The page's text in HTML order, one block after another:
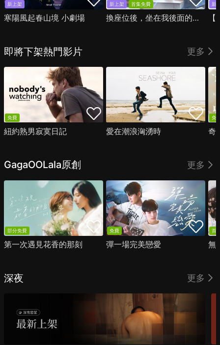
新上架
寒陽風起春山境 小劇場
新上架 首集免費
換座位後，坐在我後面的男生好像喜歡我
新
即將下架熱門影片 更多
免費
紐約熟男寂寞日記 愛在潮浪洶湧時
免
奇
GagaOOLala原創 更多
部分免費
第一次遇見花香的那刻
免費
彈一場完美戀愛
首
無
深夜 更多